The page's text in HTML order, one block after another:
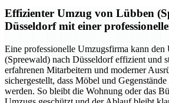
Effizienter Umzug von Lübben
Düsseldorf mit einer
Eine professionelle Umzugsfirma kann
(Spreewald) nach Düsseldorf effizient und
erfahrenen Mitarbeitern und moderner
sichergestellt, dass Möbel und
werden. So bleibt die Wohnung oder das